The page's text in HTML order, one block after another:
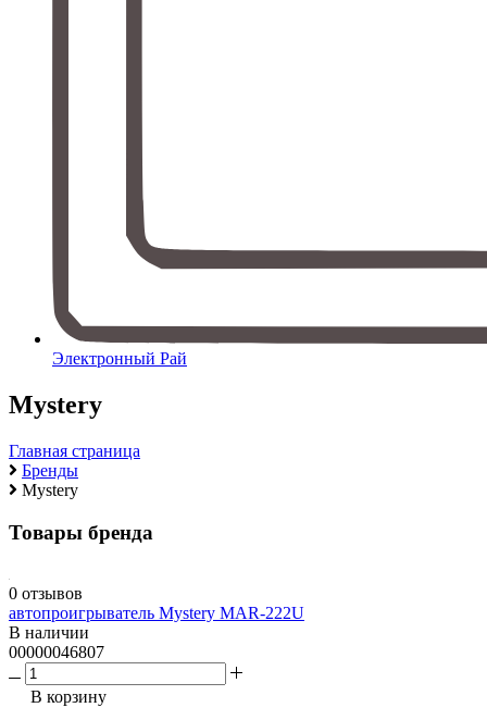
Электронный Рай
Mystery
Главная страница
Бренды
Mystery
Товары бренда
0 отзывов
автопроигрыватель Mystery MAR-222U
В наличии
00000046807
В корзину